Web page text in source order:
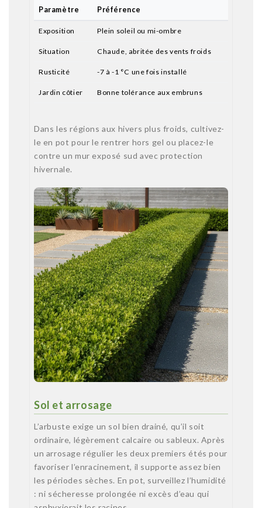
Paramètre Préférence
Exposition Plein soleil ou mi-ombre
Situation Chaude, abritée des vents froids
Rusticité -7 à -1 °C une fois installé
Jardin côtier Bonne tolérance aux embruns
Dans les régions aux hivers plus froids, cultivez-
le en pot pour le rentrer hors gel ou placez-le
contre un mur exposé sud avec protection
hivernale.
Sol et arrosage
L’arbuste exige un sol bien drainé, qu’il soit
ordinaire, légèrement calcaire ou sableux. Après
un arrosage régulier les deux premiers étés pour
favoriser l’enracinement, il supporte assez bien
les périodes sèches. En pot, surveillez l’humidité
: ni sécheresse prolongée ni excès d’eau qui